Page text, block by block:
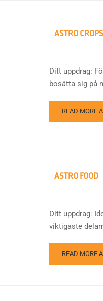
ASTRO CROPS
Ditt uppdrag:
bosätta sig på
READ MORE
ASTRO FOOD
Ditt uppdrag:
viktigaste
READ MORE